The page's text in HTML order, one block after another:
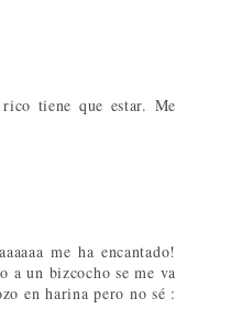
tiene que estar. Me
me ha encantado!
a un bizcocho se me va
en harina pero no sé :